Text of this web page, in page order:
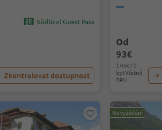
Südtirol Guest Pass
Zkontrolovat dostupnost
Od
93€
1 noc / 1
byt Včetně
DPH
Na vyžádání